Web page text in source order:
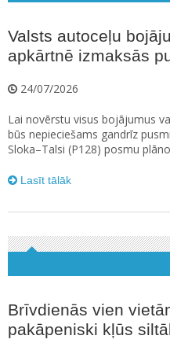
Valsts autoceļu
apkārtnē izmaksās
24/07/2026
Lai novērstu visus bojājumus
būs nepieciešams gandrīz
Sloka–Talsi (P128) posmu
Lasīt tālāk
Brīvdienās vien
pakāpeniski kļūs